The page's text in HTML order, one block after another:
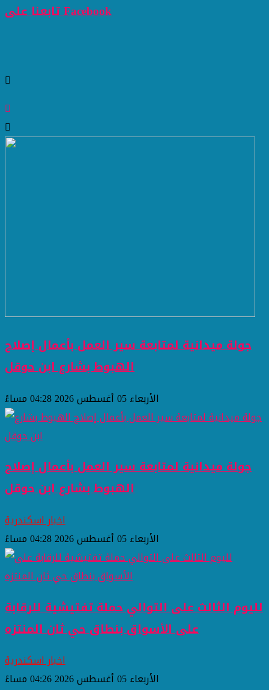
تابعنا على Facebook
جولة ميدانية لمتابعة سير العمل بأعمال إصلاح
الهبوط بشارع ابن حوقل
الأربعاء 05 أغسطس 2026 04:28 مساءً
جولة ميدانية لمتابعة سير العمل بأعمال إصلاح
الهبوط بشارع ابن حوقل
اخبار اسكندرية
الأربعاء 05 أغسطس 2026 04:28 مساءً
لليوم الثالث على التوالي حملة تفتيشية للرقابة
على الأسواق بنطاق حي ثان المنتزه
اخبار اسكندرية
الأربعاء 05 أغسطس 2026 04:26 مساءً